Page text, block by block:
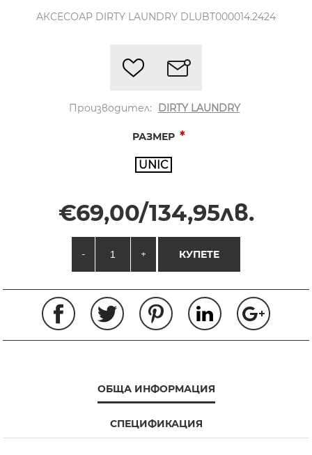
АКСЕСОАР DIRTY LAUNDRY DLUBT000014.2424
Производител: DIRTY LAUNDRY
РАЗМЕР *
UNIC
€69,00/134,95лв.
- + КУПЕТЕ
ОБЩА ИНФОРМАЦИЯ
СПЕЦИФИКАЦИЯ